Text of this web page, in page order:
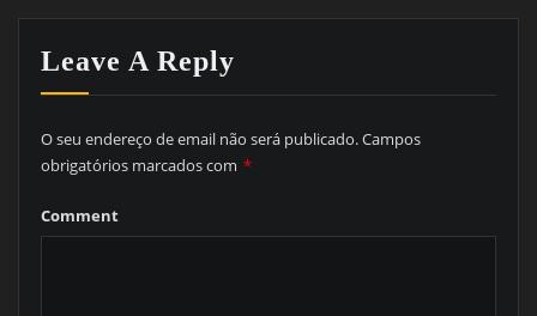
Leave A Reply
O seu endereço de email não será publicado.Campos
obrigatórios marcados com *
Comment